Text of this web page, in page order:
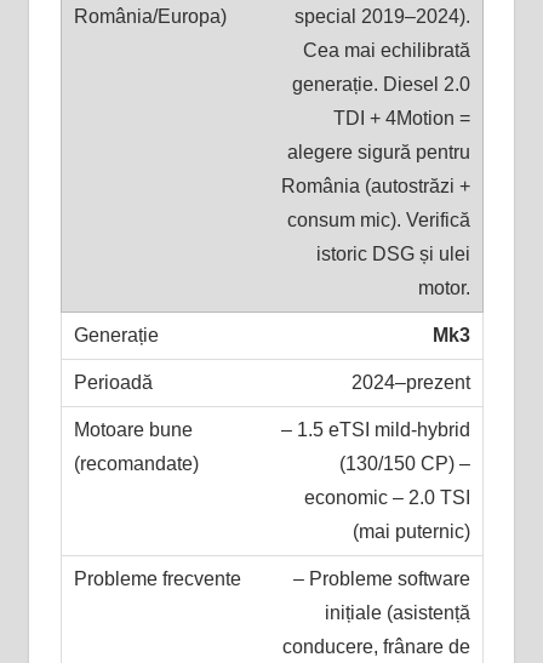
special 2019–2024).
Cea mai echilibrată
generație. Diesel 2.0
TDI + 4Motion =
alegere sigură pentru
România (autostrăzi +
consum mic). Verifică
istoric DSG și ulei
motor.
Mk3
2024–prezent
– 1.5 eTSI mild-hybrid
(130/150 CP) –
economic – 2.0 TSI
(mai puternic)
– Probleme software
inițiale (asistență
conducere, frânare de